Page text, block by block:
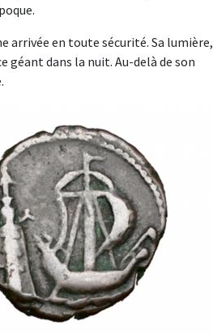
arrivée en toute sécurité. Sa lumière,
dans la nuit. Au-delà de son